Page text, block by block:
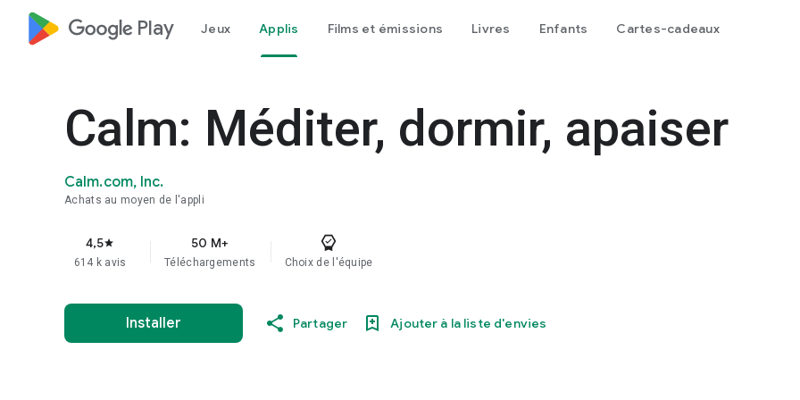
google_logo Play Jeux Applis Films et émissions Livres Enfants Cartes-cadeaux
Calm: Méditer, dormir, apaiser
Calm.com, Inc.
Achats au moyen de l'appli
4,5star
614 k avis
50 M+
Téléchargements Choix de l'équipe
Installer Partager Ajouter à la liste d'envies